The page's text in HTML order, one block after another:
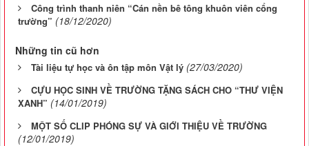
Công trình thanh niên “Cán nền bê tông khuôn viên cổng
trường” (18/12/2020)
Những tin cũ hơn
Tài liệu tự học và ôn tập môn Vật lý (27/03/2020)
CỰU HỌC SINH VỀ TRƯỜNG TẶNG SÁCH CHO “THƯ VIỆN
XANH” (14/01/2019)
MỘT SỐ CLIP PHÓNG SỰ VÀ GIỚI THIỆU VỀ TRƯỜNG
(12/01/2019)